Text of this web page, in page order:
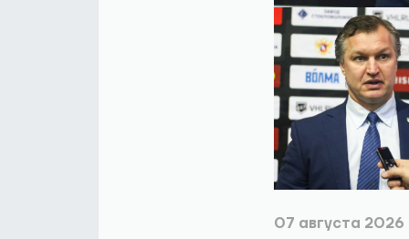
07 августа 2026